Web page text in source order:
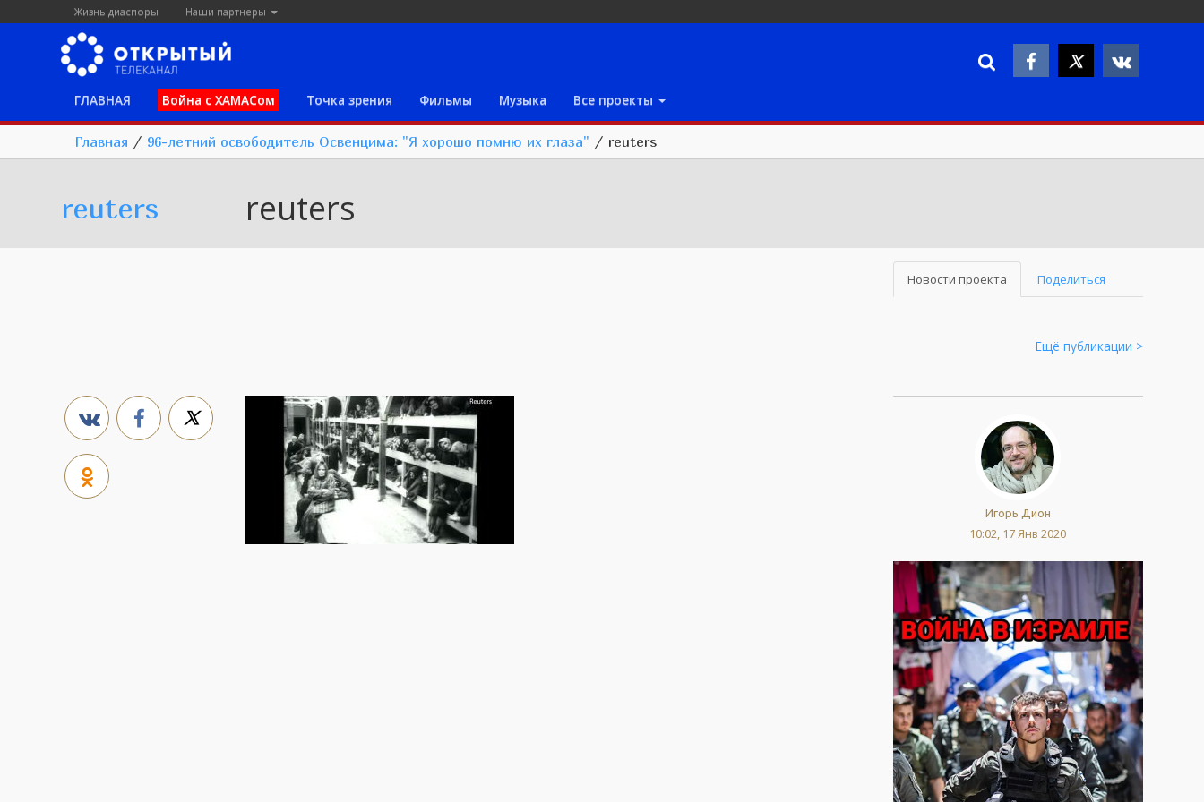
Жизнь диаспоры Наши партнеры
ГЛАВНАЯ Война с ХАМАСом Точка зрения Фильмы Музыка Все проекты
Главная / 96-летний освободитель Освенцима: "Я хорошо помню их глаза" / reuters
reuters reuters
Новости проекта Поделиться
Ещё публикации >
Игорь Дион
10:02, 17 Янв 2020